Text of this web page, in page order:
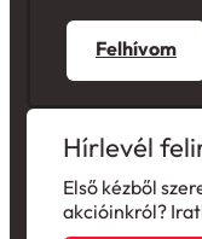
Felhívom
Hírlevél
Első kézből
akcióinkról?